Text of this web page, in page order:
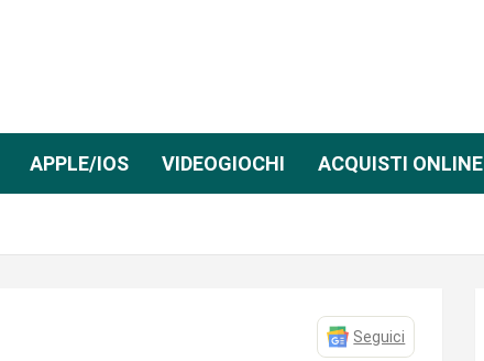
APPLE/IOS VIDEOGIOCHI ACQUISTI ONLINE
Seguici